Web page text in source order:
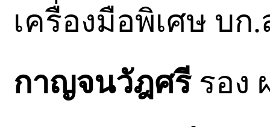
เครื่องมือพิเศษ บ
กาญจนวัฎศรีรอง